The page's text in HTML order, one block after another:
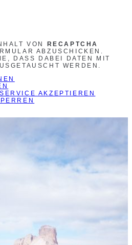
VON
RECAPTCHA
ABZUSCHICKEN.
DASS DABEI DATEN MIT
WERDEN.
AKZEPTIEREN